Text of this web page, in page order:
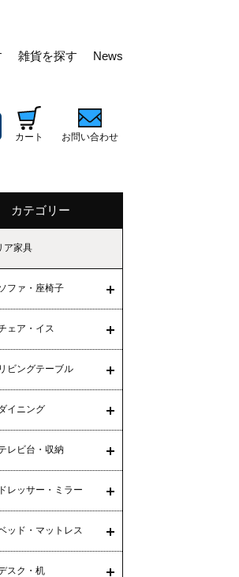
雑貨を探す News
カート お問い合わせ
カテゴリー
ア家具
ファ・座椅子
ェア・イス
リビングテーブル
イニング
レビ台・収納
ドレッサー・ミラー
ッド・マットレス
スク・机